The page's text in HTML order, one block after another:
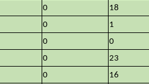
0
18
0
1
0
0
0
23
0
16